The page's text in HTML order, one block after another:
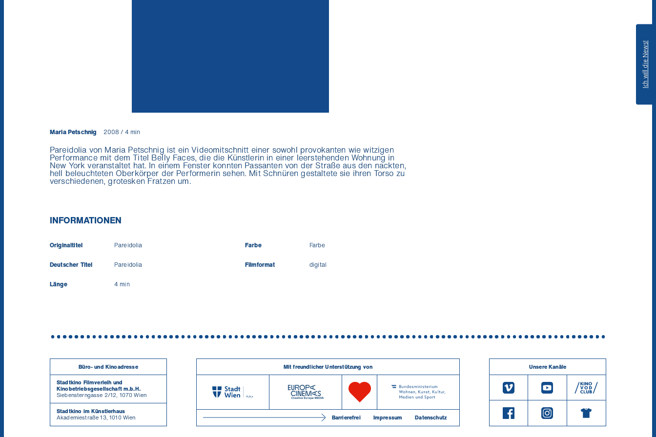
Maria Petschnig 2008 / 4 min
Pareidolia von Maria Petschnig ist ein Videomitschnitt einer sowohl provokanten wie witzigen
Performance mit dem Titel Belly Faces, die die Künstlerin in einer leerstehenden Wohnung in
New York veranstaltet hat. In einem Fenster konnten Passanten von der Straße aus den nackten,
hell beleuchteten Oberkörper der Performerin sehen. Mit Schnüren gestaltete sie ihren Torso zu
verschiedenen, grotesken Fratzen um.
INFORMATIONEN
Originaltitel Pareidolia
Deutscher Titel Pareidolia
Länge 4 min
Farbe Farbe
Filmformat digital
Büro- und Kinoadresse
Stadtkino Filmverleih und
Kinobetriebsgesellschaft m.b.H.
Siebensterngasse 2/12, 1070 Wien
Stadtkino im Künstlerhaus
Akademiestraße 13, 1010 Wien
Mit freundlicher Unterstützung von
Barrierefrei Impressum Datenschutz
Unsere Kanäle